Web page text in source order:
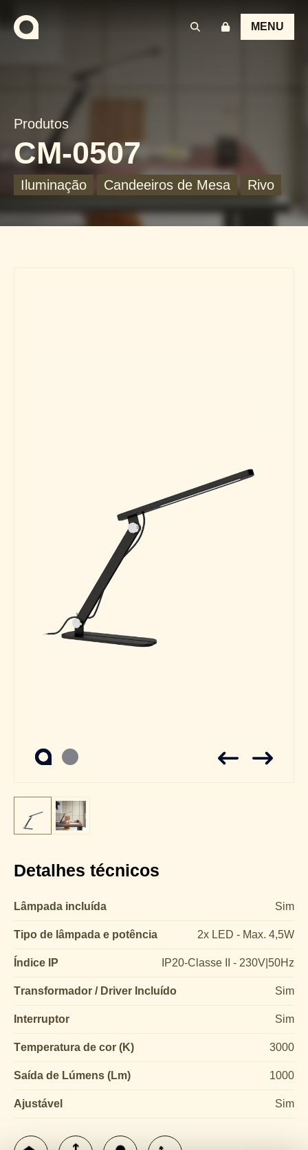
MENU
Produtos
CM-0507
Iluminação Candeeiros de Mesa Rivo
Detalhes técnicos
Lâmpada incluída Sim
Tipo de lâmpada e potência 2x LED - Max. 4,5W
Índice IP IP20-Classe II - 230V|50Hz
Transformador / Driver Incluído Sim
Interruptor Sim
Temperatura de cor (K) 3000
Saída de Lúmens (Lm) 1000
Ajustável Sim